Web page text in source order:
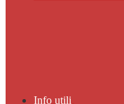
Info utili